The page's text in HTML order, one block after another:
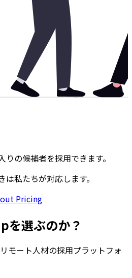
の候補者を採用できます。
私たちが対応します。
Pricing
選ぶのか？
モート人材の採用プラットフォ